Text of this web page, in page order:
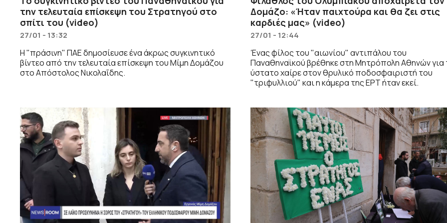
την τελευταία επίσκεψη του Στρατηγού στο
σπίτι του (video)
27/01 - 13:32
Η "πράσινη" ΠΑΕ δημοσίευσε ένα άκρως συγκινητικό
βίντεο από την τελευταία επίσκεψη του Μίμη Δομάζου
στο Απόστολος Νικολαΐδης.
Δομάζο: «Ήταν παιχτούρα και θα ζει στις
καρδιές μας» (video)
27/01 - 12:44
Ένας φίλος του "αιωνίου" αντιπάλου του
Παναθηναϊκού βρέθηκε στη Μητρόπολη Αθηνών για
ύστατο χαίρε στον θρυλικό ποδοσφαιριστή του
"τριφυλλιού" και η κάμερα της ΕΡΤ ήταν εκεί.